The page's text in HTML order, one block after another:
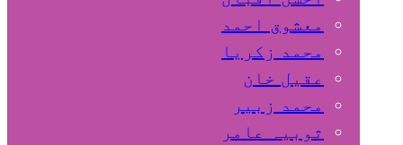
معشوق احمد
محمد زکریا
عقیل خان
محمد زبیر
ثوبیہ عامر